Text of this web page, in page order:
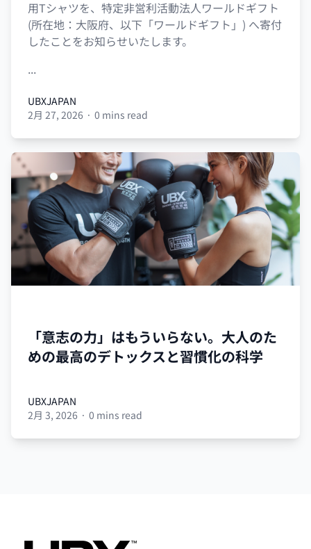
用Tシャツを、特定非営利活動法人ワールドギフト
(所在地：大阪府、以下「ワールドギフト」) へ寄付
したことをお知らせいたします。
...
UBXJAPAN
UBXJAPAN
2月 27, 2026 · 0 mins read
「意志の力」はもういらない。大人のた
めの最高のデトックスと習慣化の科学
UBXJAPAN
UBXJAPAN
2月 3, 2026 · 0 mins read